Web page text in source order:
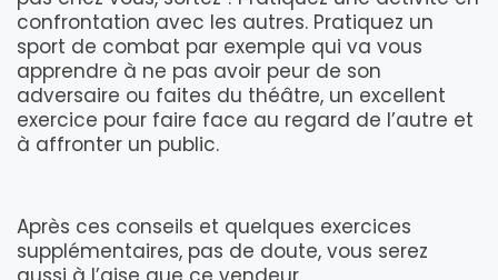
confrontation avec les autres. Pratiquez un
sport de combat par exemple qui va vous
apprendre à ne pas avoir peur de son
adversaire ou faites du théâtre, un excellent
exercice pour faire face au regard de l’autre et
à affronter un public.
Après ces conseils et quelques exercices
supplémentaires, pas de doute, vous serez